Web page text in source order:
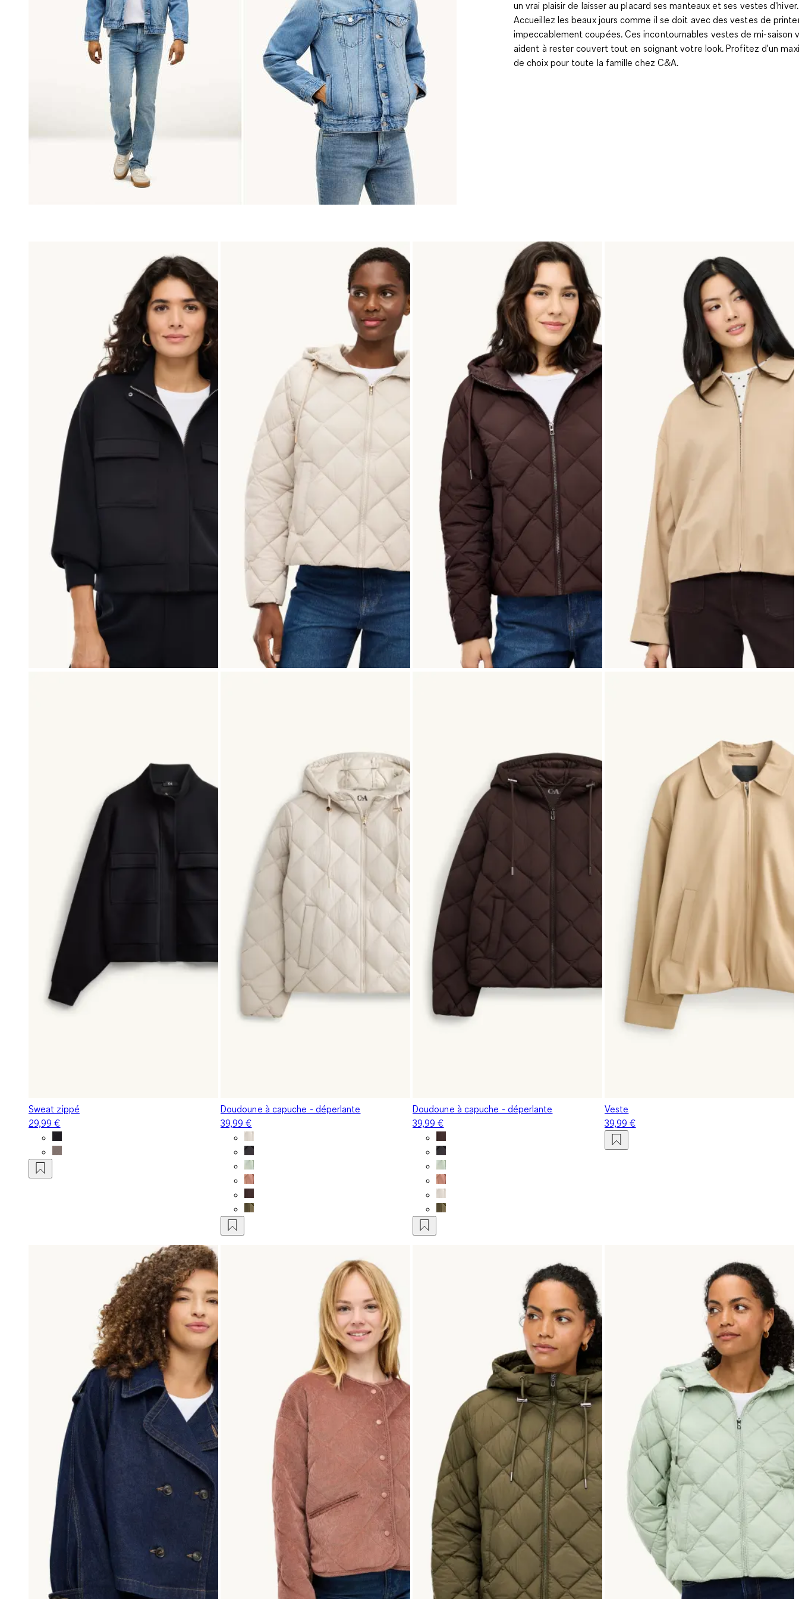
un vrai plaisir de laisser au placard ses manteaux et ses vestes d'hiver.
Accueillez les beaux jours comme il se doit avec des vestes de
impeccablement coupées. Ces incontournables vestes de mi-saison
aident à rester couvert tout en soignant votre look. Profitez d'un
de choix pour toute la famille chez C&A.
Sweat zippé
29,99 €
Doudoune à capuche - déperlante
39,99 €
Doudoune à capuche - déperlante
39,99 €
Veste
39,99 €